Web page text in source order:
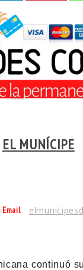
EL MUNÍCIPE
Email
continuó